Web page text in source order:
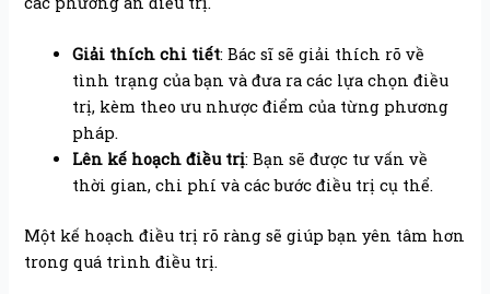
Giải thích chi tiết: Bác sĩ sẽ giải thích rõ về
tình trạng của bạn và đưa ra các lựa chọn điều
trị, kèm theo ưu nhược điểm của từng phương
pháp.
Lên kế hoạch điều trị: Bạn sẽ được tư vấn về
thời gian, chi phí và các bước điều trị cụ thể.
Một kế hoạch điều trị rõ ràng sẽ giúp bạn yên tâm hơn
trong quá trình điều trị.